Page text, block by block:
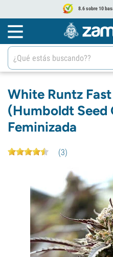
8.6 sobre 10
White Runtz
(Humboldt Seed
Feminizada
(3)